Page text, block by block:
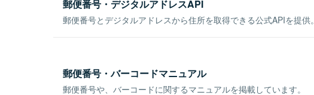
郵便番号・デジタルアドレスAPI
郵便番号とデジタルアドレスから住所を取得できる公式APIを提供。
郵便番号・バーコードマニュアル
郵便番号や、バーコードに関するマニュアルを掲載しています。